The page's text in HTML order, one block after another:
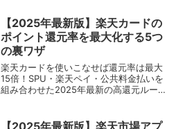
【2025年最新版】楽天カードの
ポイント還元率を最大化する5つ
の裏ワザ
楽天カードを使いこなせば還元率は最大
15倍！SPU・楽天ペイ・公共料金払いを
組み合わせた2025年最新の高還元ルート